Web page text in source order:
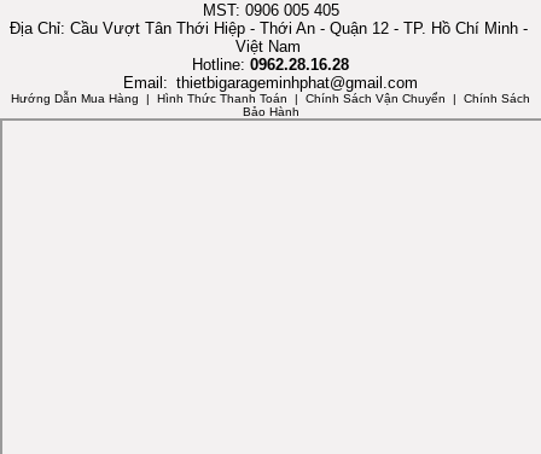
MST: 0906 005 405
Địa Chỉ: Cầu Vượt Tân Thới Hiệp - Thới An - Quận 12 - TP. Hồ Chí Minh -
Việt Nam
Hotline: 0962.28.16.28
Email: thietbigarageminhphat@gmail.com
Hướng Dẫn Mua Hàng | Hình Thức Thanh Toán | Chính Sách Vận Chuyển | Chính Sách
Bảo Hành